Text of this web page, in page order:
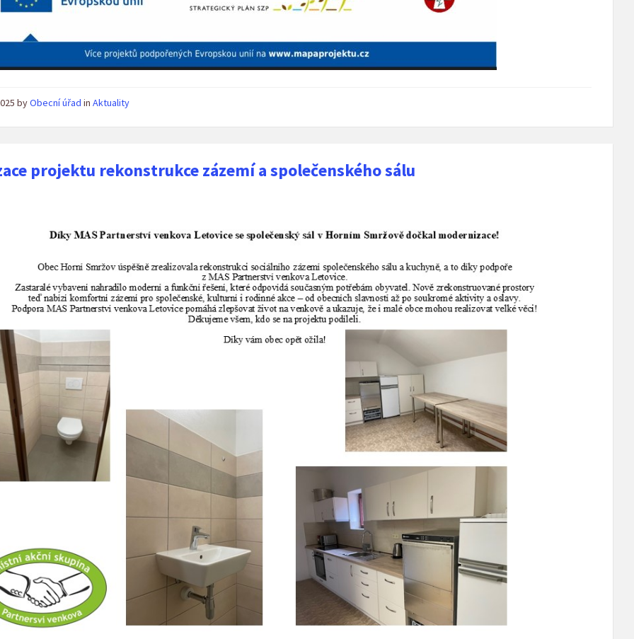
byObecní úřad inAktuality
projektu rekonstrukce zázemí a společenského sálu